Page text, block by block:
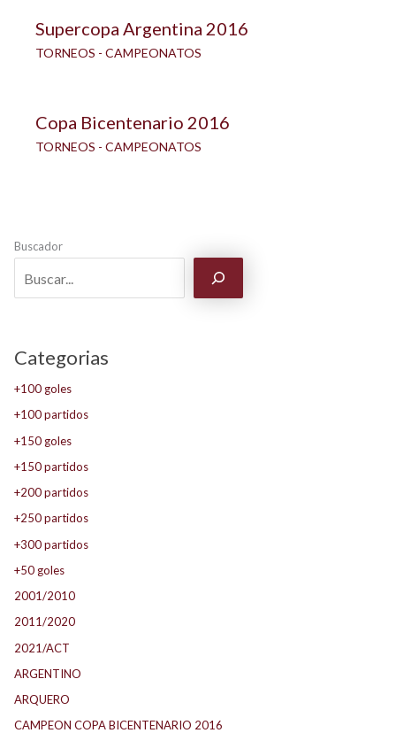
Supercopa Argentina 2016
TORNEOS - CAMPEONATOS
Copa Bicentenario 2016
TORNEOS - CAMPEONATOS
Buscador
Categorias
+100 goles
+100 partidos
+150 goles
+150 partidos
+200 partidos
+250 partidos
+300 partidos
+50 goles
2001/2010
2011/2020
2021/ACT
ARGENTINO
ARQUERO
CAMPEON COPA BICENTENARIO 2016